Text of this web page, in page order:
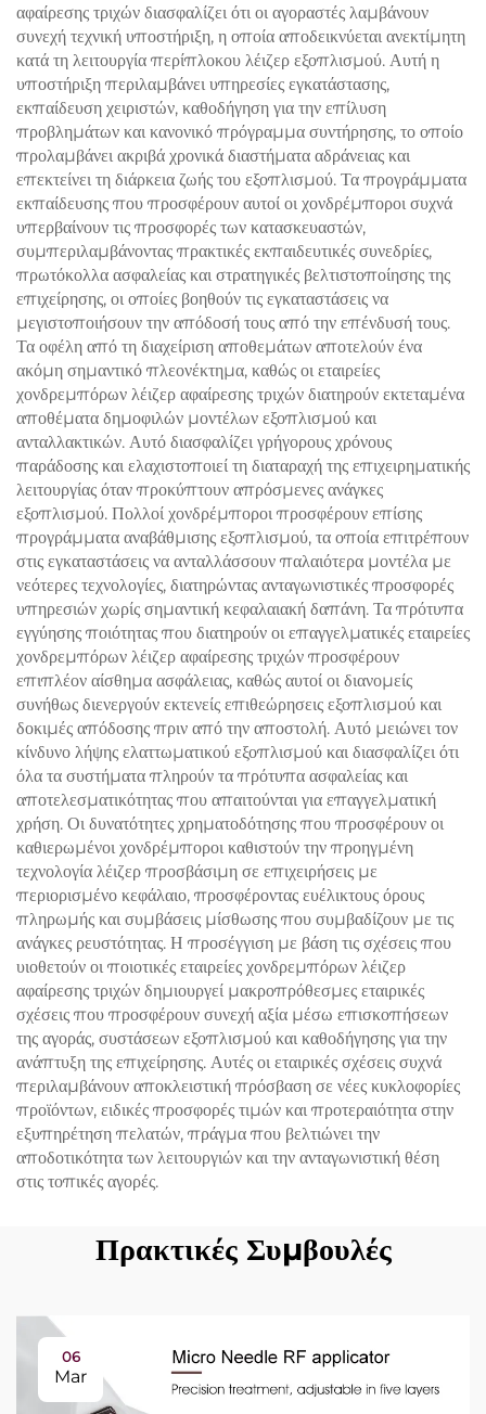
αφαίρεσης τριχών διασφαλίζει ότι οι αγοραστές λαμβάνουν
συνεχή τεχνική υποστήριξη, η οποία αποδεικνύεται ανεκτίμητη
κατά τη λειτουργία περίπλοκου λέιζερ εξοπλισμού. Αυτή η
υποστήριξη περιλαμβάνει υπηρεσίες εγκατάστασης,
εκπαίδευση χειριστών, καθοδήγηση για την επίλυση
προβλημάτων και κανονικό πρόγραμμα συντήρησης, το οποίο
προλαμβάνει ακριβά χρονικά διαστήματα αδράνειας και
επεκτείνει τη διάρκεια ζωής του εξοπλισμού. Τα προγράμματα
εκπαίδευσης που προσφέρουν αυτοί οι χονδρέμποροι συχνά
υπερβαίνουν τις προσφορές των κατασκευαστών,
συμπεριλαμβάνοντας πρακτικές εκπαιδευτικές συνεδρίες,
πρωτόκολλα ασφαλείας και στρατηγικές βελτιστοποίησης της
επιχείρησης, οι οποίες βοηθούν τις εγκαταστάσεις να
μεγιστοποιήσουν την απόδοσή τους από την επένδυσή τους.
Τα οφέλη από τη διαχείριση αποθεμάτων αποτελούν ένα
ακόμη σημαντικό πλεονέκτημα, καθώς οι εταιρείες
χονδρεμπόρων λέιζερ αφαίρεσης τριχών διατηρούν εκτεταμένα
αποθέματα δημοφιλών μοντέλων εξοπλισμού και
ανταλλακτικών. Αυτό διασφαλίζει γρήγορους χρόνους
παράδοσης και ελαχιστοποιεί τη διαταραχή της επιχειρηματικής
λειτουργίας όταν προκύπτουν απρόσμενες ανάγκες
εξοπλισμού. Πολλοί χονδρέμποροι προσφέρουν επίσης
προγράμματα αναβάθμισης εξοπλισμού, τα οποία επιτρέπουν
στις εγκαταστάσεις να ανταλλάσσουν παλαιότερα μοντέλα με
νεότερες τεχνολογίες, διατηρώντας ανταγωνιστικές προσφορές
υπηρεσιών χωρίς σημαντική κεφαλαιακή δαπάνη. Τα πρότυπα
εγγύησης ποιότητας που διατηρούν οι επαγγελματικές εταιρείες
χονδρεμπόρων λέιζερ αφαίρεσης τριχών προσφέρουν
επιπλέον αίσθημα ασφάλειας, καθώς αυτοί οι διανομείς
συνήθως διενεργούν εκτενείς επιθεώρησεις εξοπλισμού και
δοκιμές απόδοσης πριν από την αποστολή. Αυτό μειώνει τον
κίνδυνο λήψης ελαττωματικού εξοπλισμού και διασφαλίζει ότι
όλα τα συστήματα πληρούν τα πρότυπα ασφαλείας και
αποτελεσματικότητας που απαιτούνται για επαγγελματική
χρήση. Οι δυνατότητες χρηματοδότησης που προσφέρουν οι
καθιερωμένοι χονδρέμποροι καθιστούν την προηγμένη
τεχνολογία λέιζερ προσβάσιμη σε επιχειρήσεις με
περιορισμένο κεφάλαιο, προσφέροντας ευέλικτους όρους
πληρωμής και συμβάσεις μίσθωσης που συμβαδίζουν με τις
ανάγκες ρευστότητας. Η προσέγγιση με βάση τις σχέσεις που
υιοθετούν οι ποιοτικές εταιρείες χονδρεμπόρων λέιζερ
αφαίρεσης τριχών δημιουργεί μακροπρόθεσμες εταιρικές
σχέσεις που προσφέρουν συνεχή αξία μέσω επισκοπήσεων
της αγοράς, συστάσεων εξοπλισμού και καθοδήγησης για την
ανάπτυξη της επιχείρησης. Αυτές οι εταιρικές σχέσεις συχνά
περιλαμβάνουν αποκλειστική πρόσβαση σε νέες κυκλοφορίες
προϊόντων, ειδικές προσφορές τιμών και προτεραιότητα στην
εξυπηρέτηση πελατών, πράγμα που βελτιώνει την
αποδοτικότητα των λειτουργιών και την ανταγωνιστική θέση
στις τοπικές αγορές.
Πρακτικές Συμβουλές
06
Mar